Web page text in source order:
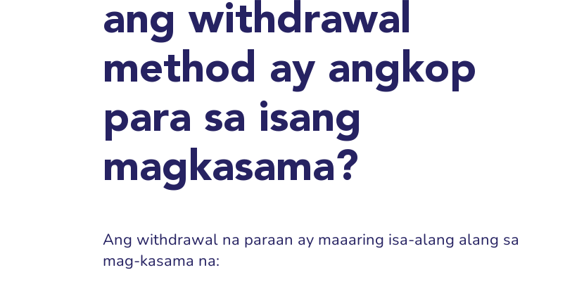
ang withdrawal
method ay angkop
para sa isang
magkasama?
Ang withdrawal na paraan ay maaaring isa-alang alang sa
mag-kasama na: